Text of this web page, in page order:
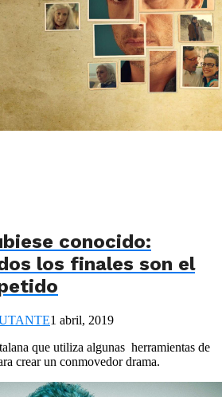
conocido:
los finales son el
1 abril, 2019
que utiliza algunas herramientas de
crear un conmovedor drama.